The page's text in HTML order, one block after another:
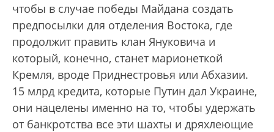
чтобы в случае победы Майдана создать
предпосылки для отделения Востока, где
продолжит править клан Януковича и
который, конечно, станет марионеткой
Кремля, вроде Приднестровья или Абхазии.
15 млрд кредита, которые Путин дал Украине,
они нацелены именно на то, чтобы удержать
от банкротства все эти шахты и дряхлеющие